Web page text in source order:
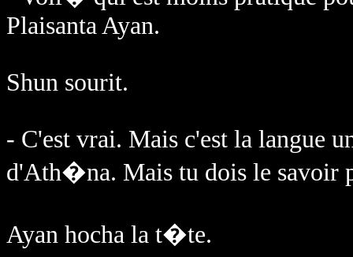
Plaisanta Ayan.
Shun sourit.
- C'est vrai. Mais c'est la langue
d'Ath�na. Mais tu dois le savoir
Ayan hocha la t�te.